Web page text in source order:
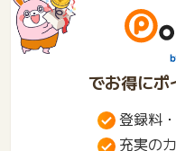
でお得にポ
登録料
充実の